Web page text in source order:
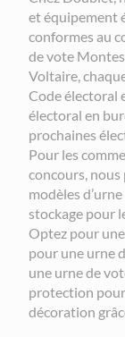
et équipement
conformes au
de vote
Voltaire,
Code électoral
électoral en
prochaines
Pour les
concours,
modèles
stockage pour
Optez pour
pour une urne
une urne de
protection
décoration